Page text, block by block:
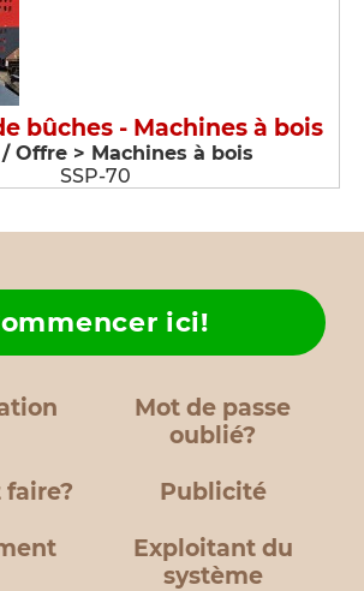
bûches - Machines à bois
Offre > Machines à bois
SSP-70
Mot de passe
oublié?
ici!
Publicité
Exploitant du
système